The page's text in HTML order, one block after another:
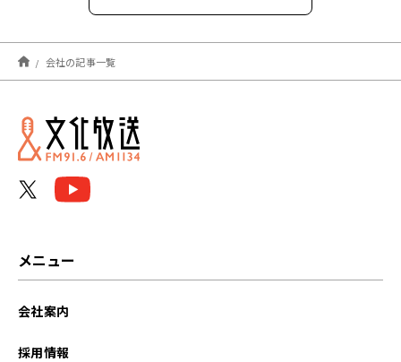
2024年06月
2023年10月
2023年06月
会社の記事一覧
メニュー
会社案内
採用情報